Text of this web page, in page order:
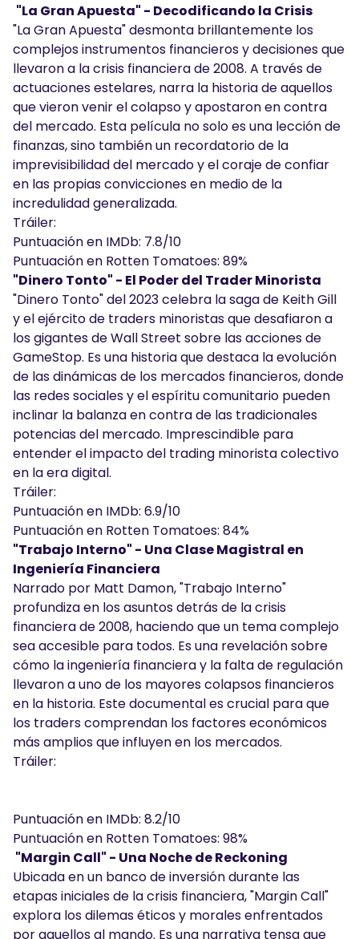
"La Gran Apuesta" - Decodificando la Crisis
"La Gran Apuesta" desmonta brillantemente los
complejos instrumentos financieros y decisiones que
llevaron a la crisis financiera de 2008. A través de
actuaciones estelares, narra la historia de aquellos
que vieron venir el colapso y apostaron en contra
del mercado. Esta película no solo es una lección de
finanzas, sino también un recordatorio de la
imprevisibilidad del mercado y el coraje de confiar
en las propias convicciones en medio de la
incredulidad generalizada.
Tráiler:
Puntuación en IMDb: 7.8/10
Puntuación en Rotten Tomatoes: 89%
"Dinero Tonto" - El Poder del Trader Minorista
"Dinero Tonto" del 2023 celebra la saga de Keith Gill
y el ejército de traders minoristas que desafiaron a
los gigantes de Wall Street sobre las acciones de
GameStop. Es una historia que destaca la evolución
de las dinámicas de los mercados financieros, donde
las redes sociales y el espíritu comunitario pueden
inclinar la balanza en contra de las tradicionales
potencias del mercado. Imprescindible para
entender el impacto del trading minorista colectivo
en la era digital.
Tráiler:
Puntuación en IMDb: 6.9/10
Puntuación en Rotten Tomatoes: 84%
"Trabajo Interno" - Una Clase Magistral en
Ingeniería Financiera
Narrado por Matt Damon, "Trabajo Interno"
profundiza en los asuntos detrás de la crisis
financiera de 2008, haciendo que un tema complejo
sea accesible para todos. Es una revelación sobre
cómo la ingeniería financiera y la falta de regulación
llevaron a uno de los mayores colapsos financieros
en la historia. Este documental es crucial para que
los traders comprendan los factores económicos
más amplios que influyen en los mercados.
Tráiler:
Puntuación en IMDb: 8.2/10
Puntuación en Rotten Tomatoes: 98%
"Margin Call" - Una Noche de Reckoning
Ubicada en un banco de inversión durante las
etapas iniciales de la crisis financiera, "Margin Call"
explora los dilemas éticos y morales enfrentados
por aquellos al mando. Es una narrativa tensa que